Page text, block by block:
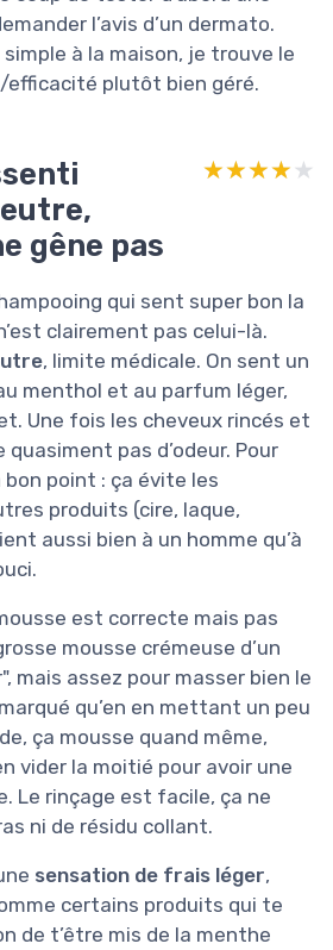
l’avis d’un dermato.
à la maison, je trouve le
plutôt bien géré.
gêne pas
★★★★★
★★★★★
qui sent super bon la
clairement pas celui-là.
, limite médicale. On sent un
menthol et au parfum léger,
Une fois les cheveux rincés et
quasiment pas d’odeur. Pour
point : ça évite les
produits (cire, laque,
aussi bien à un homme qu’à
est correcte mais pas
mousse crémeuse d’un
mais assez pour masser bien le
qu’en en mettant un peu
ça mousse quand même,
vider la moitié pour avoir une
Le rinçage est facile, ça ne
ni de résidu collant.
sensation de frais léger,
certains produits qui te
de t’être mis de la menthe